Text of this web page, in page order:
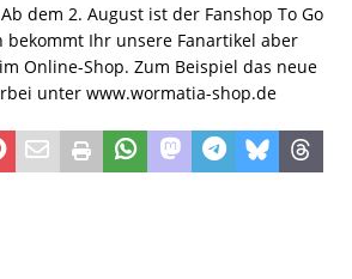
dem 2. August ist der Fanshop To Go
bekommt Ihr unsere Fanartikel aber
Online-Shop. Zum Beispiel das neue
unter www.wormatia-shop.de